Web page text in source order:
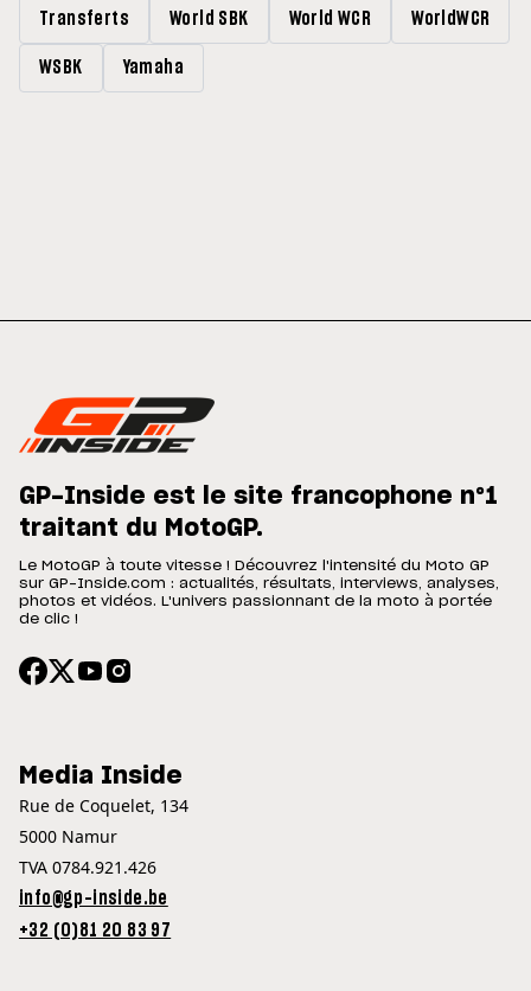
Transferts World SBK World WCR WorldWCR
WSBK Yamaha
GP-Inside est le site francophone n°1
traitant du MotoGP.
Le MotoGP à toute vitesse ! Découvrez l'intensité du Moto GP
sur GP-Inside.com : actualités, résultats, interviews, analyses,
photos et vidéos. L'univers passionnant de la moto à portée
de clic !
Media Inside
Rue de Coquelet, 134
5000 Namur
TVA 0784.921.426
info@gp-inside.be
+32 (0)81 20 83 97